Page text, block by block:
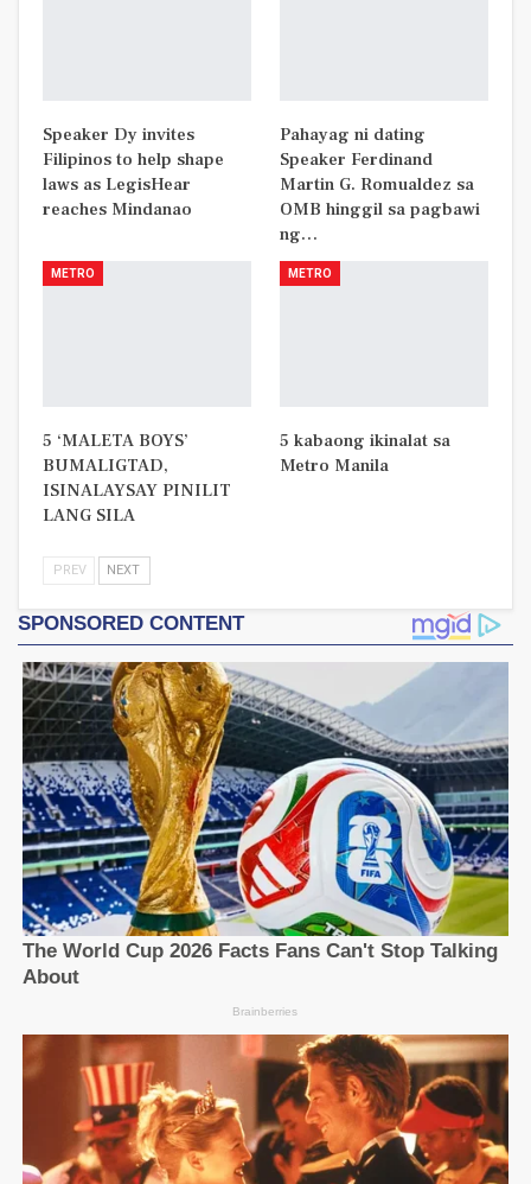
Speaker Dy invites
Filipinos to help shape
laws as LegisHear
reaches Mindanao
Pahayag ni dating
Speaker Ferdinand
Martin G. Romualdez sa
OMB hinggil sa pagbawi
ng…
METRO
5 ‘MALETA BOYS’
BUMALIGTAD,
ISINALAYSAY PINILIT
LANG SILA
METRO
5 kabaong ikinalat sa
Metro Manila
PREV NEXT